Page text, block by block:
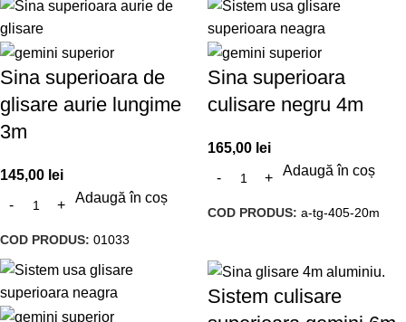
Sina superioara de
glisare aurie lungime
3m
145,00 lei
Adaugă în coș
COD PRODUS: 01033
Sina superioara
culisare negru 4m
165,00 lei
Adaugă în coș
COD PRODUS: a-tg-405-20m
Sistem culisare